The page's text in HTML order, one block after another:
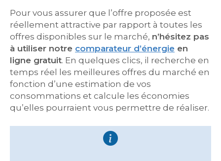
Pour vous assurer que l’offre proposée est
réellement attractive par rapport à toutes les
offres disponibles sur le marché, n’hésitez pas
à utiliser notre comparateur d’énergie en
ligne gratuit. En quelques clics, il recherche en
temps réel les meilleures offres du marché en
fonction d’une estimation de vos
consommations et calcule les économies
qu’elles pourraient vous permettre de réaliser.